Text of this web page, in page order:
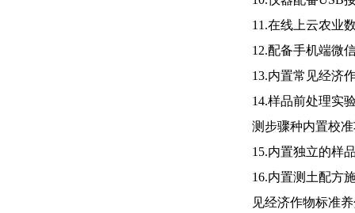
11.在线上云农业
12.配备手机端微
13.内置常见经济
14.样品前处理实
测步骤种内置校
15.内置独立的样
16.内置测土配方
见经济作物标准